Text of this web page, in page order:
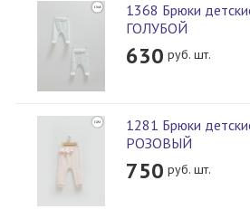
1368 Брюки
ГОЛУБОЙ
630 руб. шт.
1281 Брюки
РОЗОВЫЙ
750 руб. шт.